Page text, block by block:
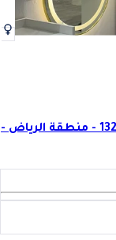
الشيخ عبدالعزيز بن عبدالرحمن بن بشر - 13223 - منطقة الرياض -